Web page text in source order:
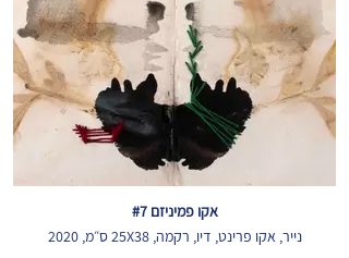
אקו פמיניזם #7
נייר, אקו פרינט, דיו, רקמה, 25X38 ס״מ, 2020